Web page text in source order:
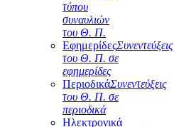
τύπου
συναυλιών
του Θ. Π.
ΕφημερίδεςΣυνεντεύξεις
του Θ. Π. σε
εφημερίδες
ΠεριοδικάΣυνεντεύξεις
του Θ. Π. σε
περιοδικά
Ηλεκτρονικά